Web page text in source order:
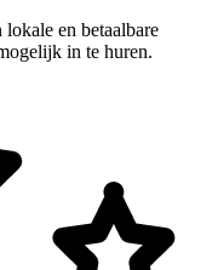
lokale en betaalbare
in te huren.